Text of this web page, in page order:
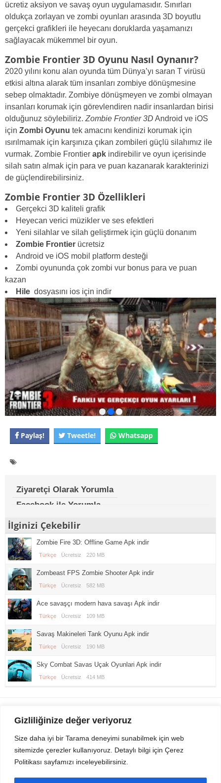
Gizliliğinize değer veriyoruz
Size daha iyi bir Tarama deneyimi sunabilmek için web
sitemizde çerezler kullanıyoruz. Detaylı bilgi için Çerez
Politikası sayfamızı inceleyebilirsiniz.
ücretiz aksiyon ve savaş oyun uygulamasıdır. Sınırları
oldukça zorlayan ve zombi oyunları arasında 3D boyutlu
gerçekci grafikleri ile heyecanı doruklarda yaşamanızı
sağlayacak mükemmel bir oyun.
Zombie Frontier 3D Oyunu Nasıl Oynanır?
2020 yılını konu alan oyunda tüm Dünya’yı saran T virüsü
etkisi altına alarak tüm insanları zombiye dönüşmesine
sebep olmaktadır. Zombiye dönüşmeyen ve zombi olmayan
insanları korumak için görevlendiren nadir insanlardan birisi
olduğunuz söylebiliriz. Zombie Frontier 3D Android ve iOS
için Zombi Oyunu tek amacını kendinizi korumak için
ısırılmamak için karşınıza çıkan zombileri güçlü silahımız ile
vurmak. Zombie Frontier apk indirebilir ve oyun içerisinde
silah satın almak için para ve puan kazanarak karakterinizi
de güçlendirebilirsiniz.
Zombie Frontier 3D Özellikleri
Gerçekci 3D kaliteli grafik
Heyecan verici müzikler ve ses efektleri
Yeni silahlar ve silah geliştirmek için güçlü donanım
Zombie Frontier ücretsiz
Android ve iOS mobil platform desteği
Zombi oyununda çok zombi vur bonus para ve puan
kazan
Hile dosyasını ios için indir
Paylaş! Tweetle! Whatsapp
Ziyaretçi Olarak Yorumla
Facebook ile Yorumla
İlginizi Çekebilir
Zombie Fire 3D: Offline Game Apk indir
Türkçe Ücretsiz 220 MB
Zombeast FPS Zombie Shooter Apk indir
Türkçe Ücretsiz 582 MB
Ace savaşçı modern hava savaşı Apk indir
Türkçe Ücretsiz 109 MB
Savaş Makineleri Tank Oyunu Apk indir
Türkçe Ücretsiz 190 MB
Sky Combat Savas Uçak Oyunlari Apk indir
Türkçe Ücretsiz 414 MB
Gezi Seyahat indirvip apk
Sitemizden Son sürüm Program, Android Uygulama, Android Oyun, Apk
Dosyalarını indirip güvenle bilgisayar ve cep telefonlarınızda kullanabilirsiniz.